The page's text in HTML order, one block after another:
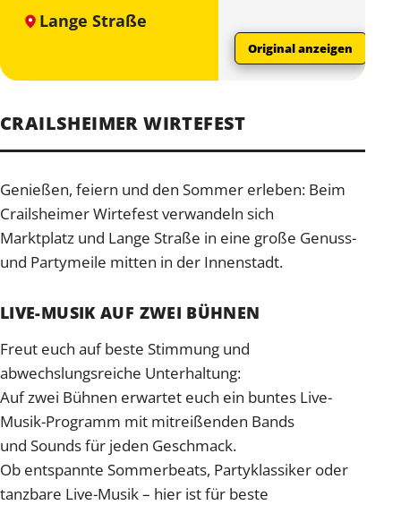
Lange Straße
Original anzeigen
CRAILSHEIMER WIRTEFEST
Genießen, feiern und den Sommer erleben: Beim
Crailsheimer Wirtefest verwandeln sich
Marktplatz und Lange Straße in eine große Genuss-
und Partymeile mitten in der Innenstadt.
LIVE-MUSIK AUF ZWEI BÜHNEN
Freut euch auf beste Stimmung und
abwechslungsreiche Unterhaltung:
Auf zwei Bühnen erwartet euch ein buntes Live-
Musik-Programm mit mitreißenden Bands
und Sounds für jeden Geschmack.
Ob entspannte Sommerbeats, Partyklassiker oder
tanzbare Live-Musik – hier ist für beste